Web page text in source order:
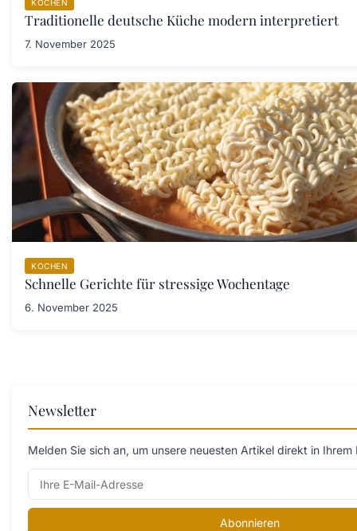
KOCHEN
Traditionelle deutsche Küche modern interpretiert
7. November 2025
KOCHEN
Schnelle Gerichte für stressige Wochentage
6. November 2025
Newsletter
Melden Sie sich an, um unsere neuesten Artikel direkt in
Abonnieren